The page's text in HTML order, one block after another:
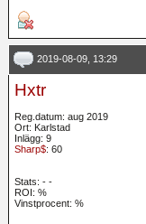
2019-08-09, 13:29
Hxtr
Reg.datum: aug 2019
Ort: Karlstad
Inlägg: 9
Sharp$: 60
Stats: - -
ROI: %
Vinstprocent: %